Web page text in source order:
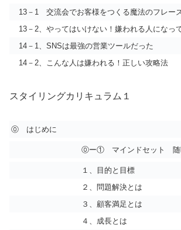
13－1 交流会でお客様をつくる魔法のフレー
13－2、やってはいけない！嫌われる人になっ
14－1、SNSは最強の営業ツールだった
14－2、こんな人は嫌われる！正しい攻略法
スタイリングカリキュラム１
⓪ はじめに
⓪ー① マインドセット 随
１、目的と目標
２、問題解決とは
３、顧客満足とは
４、成長とは